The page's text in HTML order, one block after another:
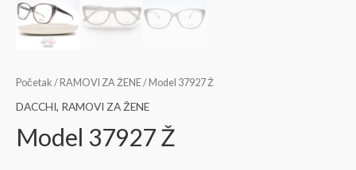
Početak / RAMOVI ZA ŽENE/ Model 37927 Ž
DACCHI, RAMOVI ZA ŽENE
Model 37927 Ž